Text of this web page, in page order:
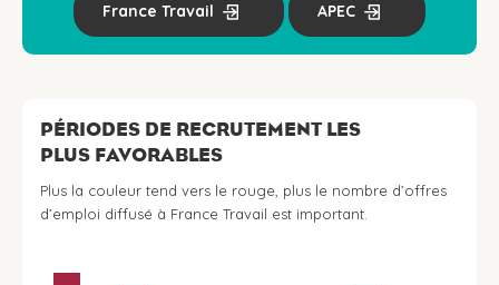
France Travail APEC
PÉRIODES DE RECRUTEMENT LES
PLUS FAVORABLES
Plus la couleur tend vers le rouge, plus le nombre d’offres
d’emploi diffusé à France Travail est important.